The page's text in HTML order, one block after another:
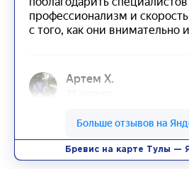
Бревис на карте Тулы —